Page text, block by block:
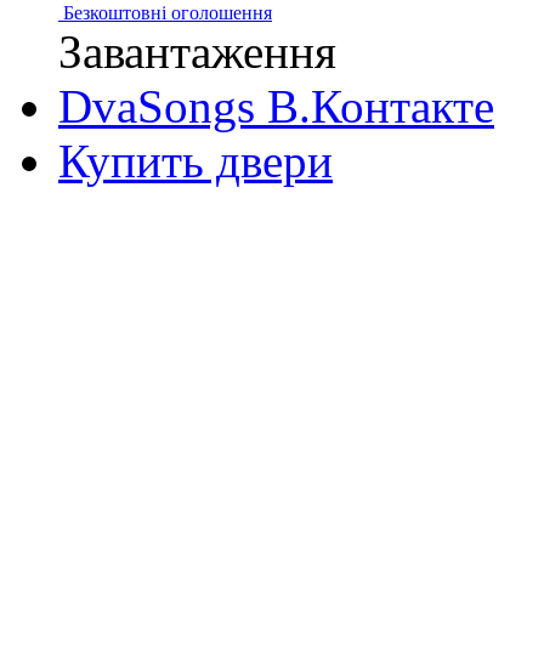
Безкоштовні оголошення
Завантаження
DvaSongs В.Контакте
Купить двери